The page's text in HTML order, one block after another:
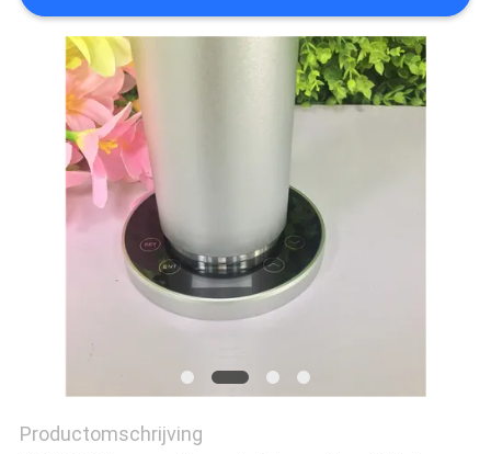
PRIVACY
POLICY
Productomschrijving